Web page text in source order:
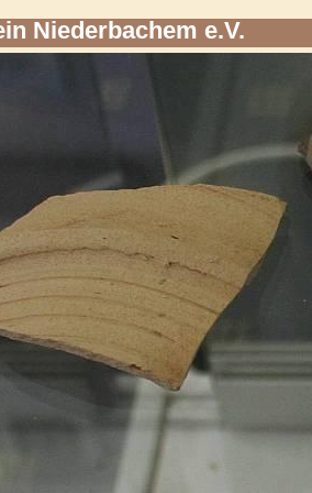
Niederbachem e.V.